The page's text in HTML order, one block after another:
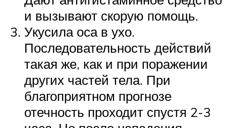
и вызывают скорую помощь.
Укусила оса в ухо.
Последовательность действий
такая же, как и при поражении
других частей тела. При
благоприятном прогнозе
отечность проходит спустя 2-3